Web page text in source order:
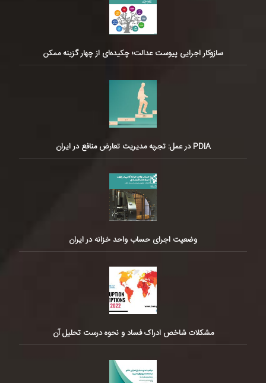
سازوکار اجرایی پیوست عدالت؛ چکیده‌ای از چهار گزینه ممکن
PDIA در عمل: تجربه مدیریت تعارض منافع در ایران
وضعیت اجرای حساب واحد خزانه در ایران
مشکلات شاخص ادراک فساد و نحوه درست تحلیل آن